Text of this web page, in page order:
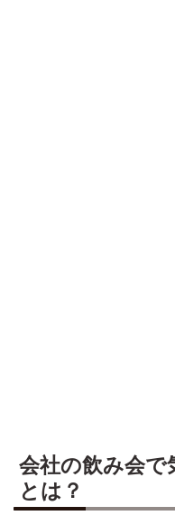
会社の飲み会
とは？